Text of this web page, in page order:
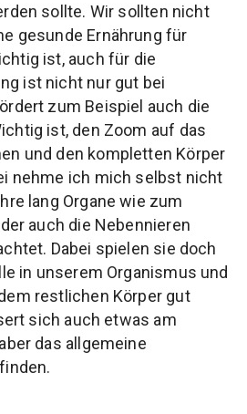
sollte. Wir sollten nicht
gesunde Ernährung für
ist, auch für die
ist nicht nur gut bei
zum Beispiel auch die
ist, den Zoom auf das
und den kompletten Körper
nehme ich mich selbst nicht
lang Organe wie zum
auch die Nebennieren
Dabei spielen sie doch
in unserem Organismus und
restlichen Körper gut
sich auch etwas am
das allgemeine